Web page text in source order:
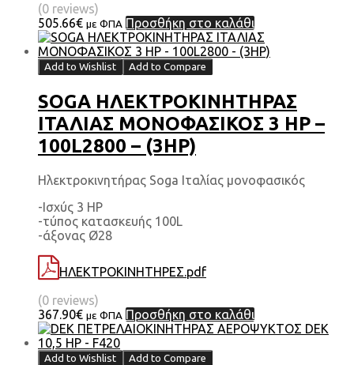
(0 reviews)
505.66€ με ΦΠΑ Προσθήκη στο καλάθι
Add to Wishlist Add to Compare
SOGA ΗΛΕΚΤΡΟΚΙΝΗΤΗΡΑΣ
ΙΤΑΛΙΑΣ ΜΟΝΟΦΑΣΙΚΟΣ 3 HP –
100L2800 – (3HP)
Ηλεκτροκινητήρας Soga Ιταλίας μονοφασικός
-Ισχύς 3 HP
-τύπος κατασκευής 100L
-άξονας Ø28
ΗΛΕΚΤΡΟΚΙΝΗΤΗΡΕΣ.pdf
(0 reviews)
367.90€ με ΦΠΑ Προσθήκη στο καλάθι
Add to Wishlist Add to Compare